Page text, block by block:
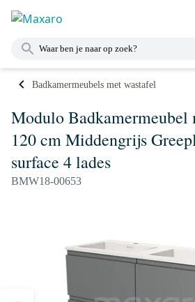
Badkamermeubels met wastafel
Modulo Badkamermeubel
120 cm Middengrijs
surface 4 lades
BMW18-00653